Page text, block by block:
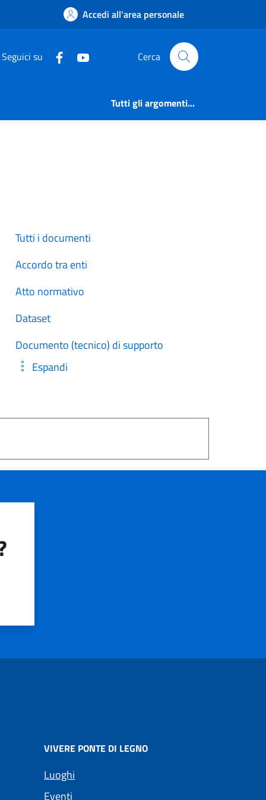
di Legno
Accedi all'area personale
Seguici su Cerca
Tutti gli argomenti...
Tutti i documenti
Accordo tra enti
Atto normativo
Dataset
Documento (tecnico) di supporto
Espandi
VIVERE PONTE DI LEGNO
Luoghi
Eventi